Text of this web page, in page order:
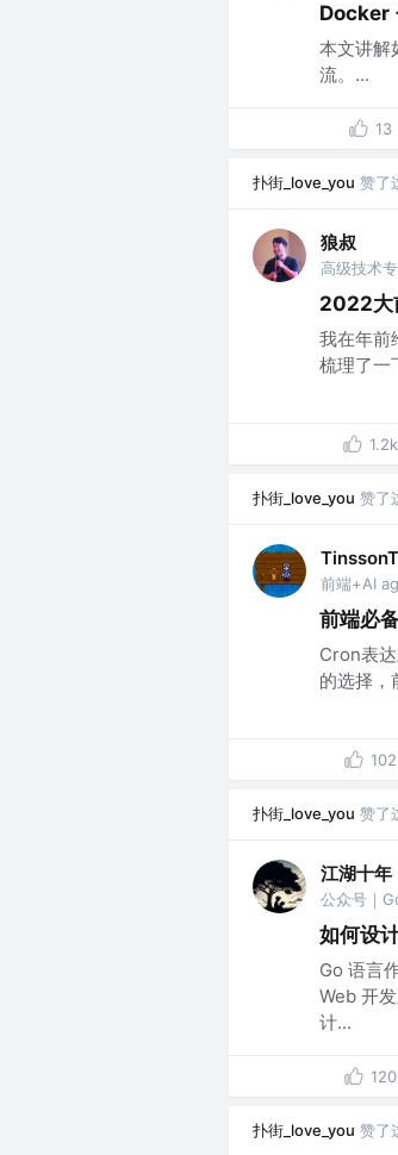
Docker
本文讲解
流。...
13
扑街_love_you 赞了
狼叔
高级技术
2022大
我在年前
梳理了一
1.2k
扑街_love_you 赞了
前端+AI
前端必
Cron表
的选择，
102
扑街_love_you 赞了
江湖十年
公众号｜
如何设
Go 语言
Web 开
计...
120
扑街_love_you 赞了